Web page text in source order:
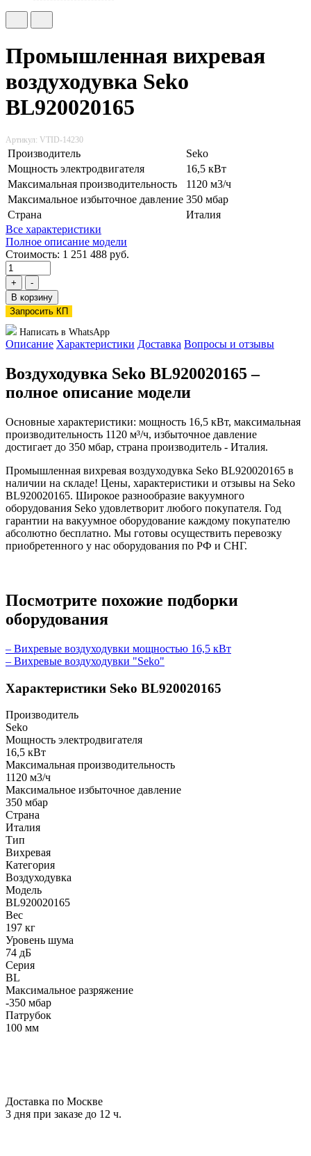
Промышленная вихревая
воздуходувка Seko
BL920020165
Артикул: VTID-14230
Производитель
Seko
Мощность электродвигателя
16,5 кВт
Максимальная производительность
1120 м3/ч
Максимальное избыточное давление 350 мбар
Страна
Италия
Все характеристики
Полное описание модели
Стоимость: 1 251 488 руб.
+
-
В корзину
Запросить КП
Написать в WhatsApp
Описание Характеристики Доставка Вопросы и отзывы
Воздуходувка Seko BL920020165 –
полное описание модели
Основные характеристики: мощность 16,5 кВт, максимальная
производительность 1120 м³/ч, избыточное давление
достигает до 350 мбар, страна производитель - Италия.
Промышленная вихревая воздуходувка Seko BL920020165 в
наличии на складе! Цены, характеристики и отзывы на Seko
BL920020165. Широкое разнообразие вакуумного
оборудования Seko удовлетворит любого покупателя. Год
гарантии на вакуумное оборудование каждому покупателю
абсолютно бесплатно. Мы готовы осуществить перевозку
приобретенного у нас оборудования по РФ и СНГ.
Посмотрите похожие подборки
оборудования
– Вихревые воздуходувки мощностью 16,5 кВт
– Вихревые воздуходувки "Seko"
Характеристики Seko BL920020165
Производитель
Seko
Мощность электродвигателя
16,5 кВт
Максимальная производительность
1120 м3/ч
Максимальное избыточное давление
350 мбар
Страна
Италия
Тип
Вихревая
Категория
Воздуходувка
Модель
BL920020165
Вес
197 кг
Уровень шума
74 дБ
Серия
BL
Максимальное разряжение
-350 мбар
Патрубок
100 мм
Доставка по Москве
3 дня при заказе до 12 ч.